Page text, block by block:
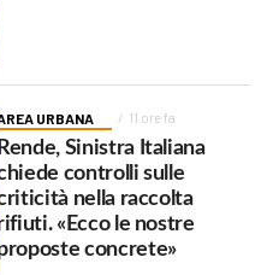
URBANA 11 ore fa
Rende, Sinistra Italiana
controlli sulle
nella raccolta
«Ecco le nostre
concrete»